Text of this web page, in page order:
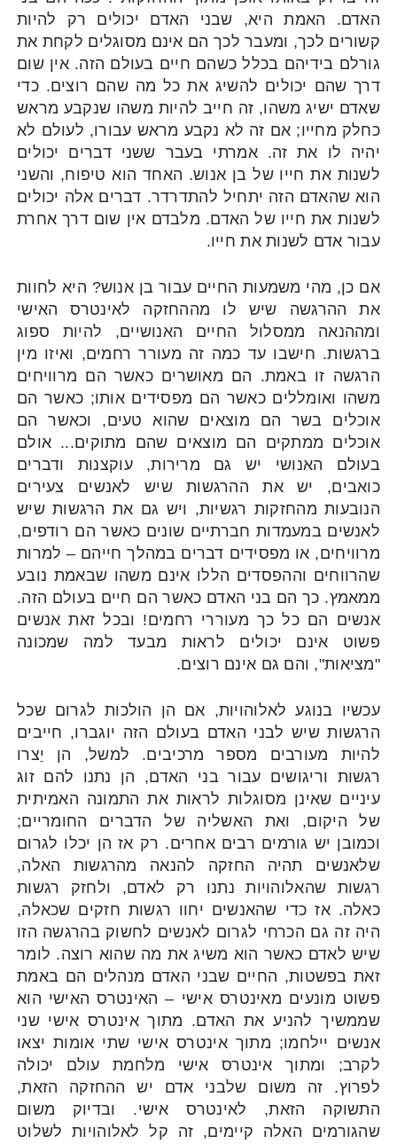
האדם. האמת היא, שבני האדם יכולים רק להיות
קשורים לכך, ומעבר לכך הם אינם מסוגלים לקחת את
גורלם בידיהם בכלל כשהם חיים בעולם הזה. אין שום
דרך שהם יכולים להשיג את כל מה שהם רוצים. כדי
שאדם ישיג משהו, זה חייב להיות משהו שנקבע מראש
כחלק מחייו; אם זה לא נקבע מראש עבורו, לעולם לא
יהיה לו את זה. אמרתי בעבר ששני דברים יכולים
לשנות את חייו של בן אנוש. האחד הוא טיפוח, והשני
הוא שהאדם הזה יתחיל להתדרדר. דברים אלה יכולים
לשנות את חייו של האדם. מלבדם אין שום דרך אחרת
עבור אדם לשנות את חייו.
אם כן, מהי משמעות החיים עבור בן אנוש? היא לחוות
את ההרגשה שיש לו מההחזקה לאינטרס האישי
ומההנאה ממסלול החיים האנושיים, להיות ספוג
ברגשות. חישבו עד כמה זה מעורר רחמים, ואיזו מין
הרגשה זו באמת. הם מאושרים כאשר הם מרוויחים
משהו ואומללים כאשר הם מפסידים אותו; כאשר הם
אוכלים בשר הם מוצאים שהוא טעים, וכאשר הם
אוכלים ממתקים הם מוצאים שהם מתוקים... אולם
בעולם האנושי יש גם מרירות, עוקצנות ודברים
כואבים, יש את ההרגשות שיש לאנשים צעירים
הנובעות מהחזקות רגשיות, ויש גם את הרגשות שיש
לאנשים במעמדות חברתיים שונים כאשר הם רודפים,
מרוויחים, או מפסידים דברים במהלך חייהם – למרות
שהרווחים וההפסדים הללו אינם משהו שבאמת נובע
ממאמץ. כך הם בני האדם כאשר הם חיים בעולם הזה.
אנשים הם כל כך מעוררי רחמים! ובכל זאת אנשים
פשוט אינם יכולים לראות מבעד למה שמכונה
"מציאות", והם גם אינם רוצים.
עכשיו בנוגע לאלוהויות, אם הן הולכות לגרום שכל
הרגשות שיש לבני האדם בעולם הזה יוגברו, חייבים
להיות מעורבים מספר מרכיבים. למשל, הן יַצרו
רגשות וריגושים עבור בני האדם, הן נתנו להם זוג
עיניים שאינן מסוגלות לראות את התמונה האמיתית
של היקום, ואת האשליה של הדברים החומריים;
וכמובן יש גורמים רבים אחרים. רק אז הן יכלו לגרום
שלאנשים תהיה החזקה להנאה מהרגשות האלה,
רגשות שהאלוהויות נתנו רק לאדם, ולחזק רגשות
כאלה. אז כדי שהאנשים יחוו רגשות חזקים שכאלה,
היה זה גם הכרחי לגרום לאנשים לחשוק בהרגשה הזו
שיש לאדם כאשר הוא משיג את מה שהוא רוצה. לומר
זאת בפשטות, החיים שבני האדם מנהלים הם באמת
פשוט מונעים מאינטרס אישי – האינטרס האישי הוא
שממשיך להניע את האדם. מתוך אינטרס אישי שני
אנשים יילחמו; מתוך אינטרס אישי שתי אומות יצאו
לקרב; ומתוך אינטרס אישי מלחמת עולם יכולה
לפרוץ. זה משום שלבני אדם יש ההחזקה הזאת,
התשוקה הזאת, לאינטרס אישי. ובדיוק משום
שהגורמים האלה קיימים, זה קל לאלוהויות לשלוט